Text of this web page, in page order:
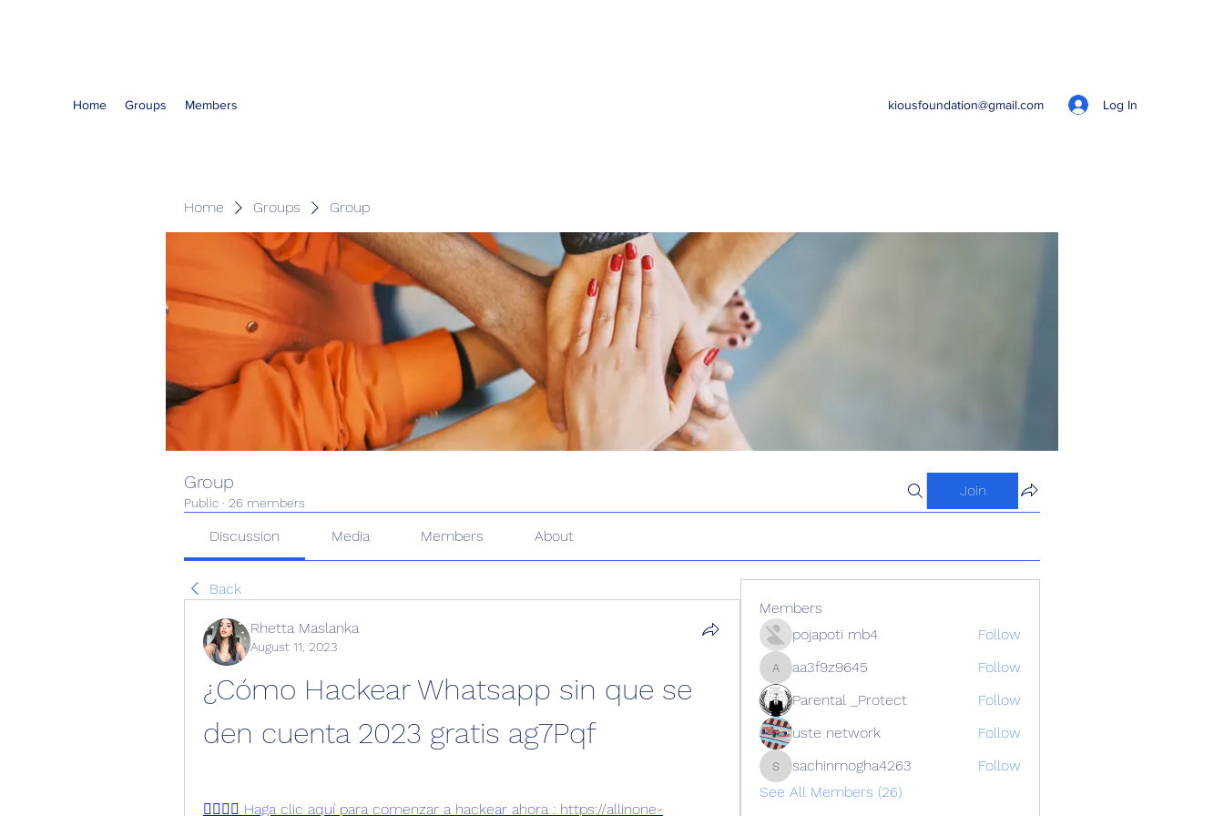
Home Groups Members kiousfoundation@gmail.com Log In
Home Groups Group
Group
Public · 26 members
Join
Discussion Media Members About
Back
Rhetta Maslanka
August 11, 2023
¿Cómo Hackear Whatsapp sin que se
den cuenta 2023 gratis ag7Pqf
👉🏻👉🏻 Haga clic aquí para comenzar a hackear ahora : https://allinone-
Members
pojapoti mb4
Follow
aa3f9z9645
aa3f9z9645
Follow
Parental _Protect
Follow
uste network
Follow
sachinmogha4263
sachinmogha4263
Follow
See All Members (26)